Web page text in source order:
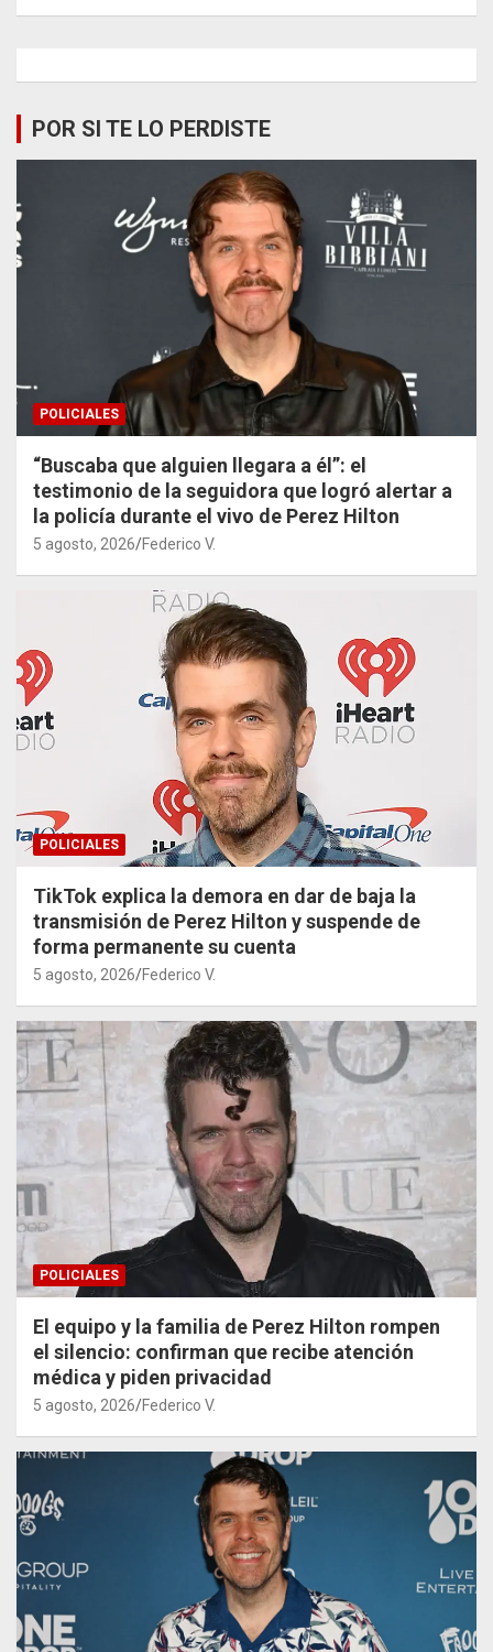
POR SI TE LO PERDISTE
POLICIALES
“Buscaba que alguien llegara a él”: el
testimonio de la seguidora que logró alertar a
la policía durante el vivo de Perez Hilton
5 agosto, 2026 Federico V.
POLICIALES
TikTok explica la demora en dar de baja la
transmisión de Perez Hilton y suspende de
forma permanente su cuenta
5 agosto, 2026 Federico V.
POLICIALES
El equipo y la familia de Perez Hilton rompen
el silencio: confirman que recibe atención
médica y piden privacidad
5 agosto, 2026 Federico V.